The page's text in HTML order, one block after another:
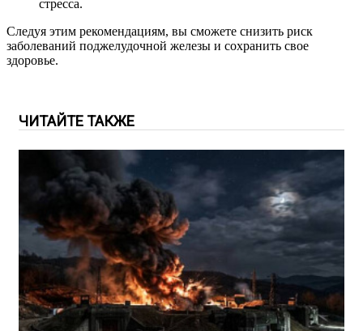
стресса.
Следуя этим рекомендациям, вы сможете снизить риск
заболеваний поджелудочной железы и сохранить свое
здоровье.
ЧИТАЙТЕ ТАКЖЕ